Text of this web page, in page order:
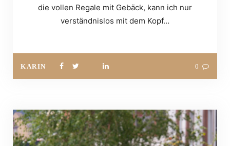
die vollen Regale mit Gebäck, kann ich nur
verständnislos mit dem Kopf…
KARIN 0